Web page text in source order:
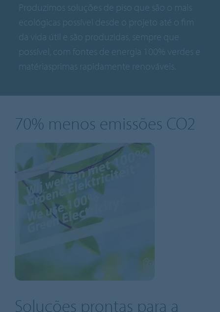
Produzimos soluções de piso que são o mais
ecológicas possível desde o projeto até o fim
da vida útil e são produzidas, sempre que
possível, com fontes de energia 100% verdes e
matériasprimas rapidamente renováveis.
70% menos emissões CO2
Soluções prontas para a